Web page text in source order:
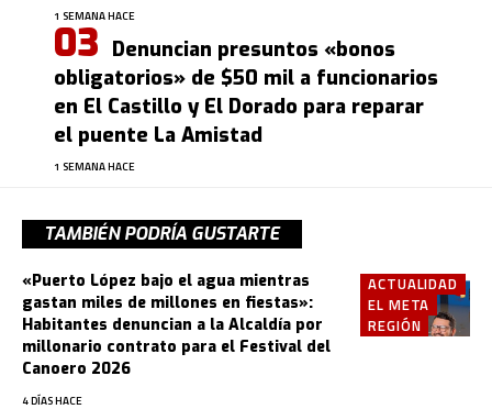
1 SEMANA HACE
Denuncian presuntos «bonos
obligatorios» de $50 mil a funcionarios
en El Castillo y El Dorado para reparar
el puente La Amistad
1 SEMANA HACE
TAMBIÉN PODRÍA GUSTARTE
ACTUALIDAD
EL META
REGIÓN
«Puerto López bajo el agua mientras
gastan miles de millones en fiestas»:
Habitantes denuncian a la Alcaldía por
millonario contrato para el Festival del
Canoero 2026
4 DÍAS HACE